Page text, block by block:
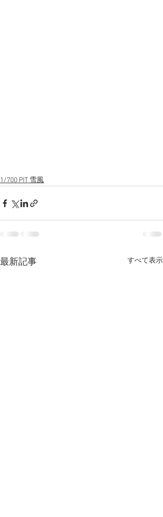
1/700 PIT 雪風
最新記事 すべて表示